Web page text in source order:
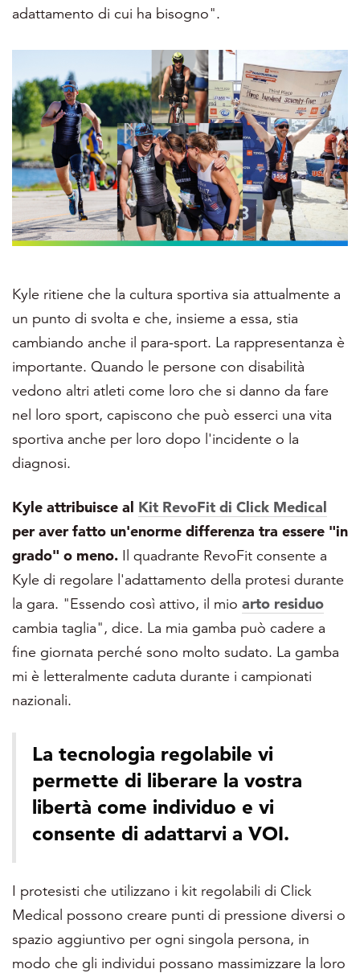
adattamento di cui ha bisogno".
Kyle ritiene che la cultura sportiva sia attualmente a
un punto di svolta e che, insieme a essa, stia
cambiando anche il para-sport. La rappresentanza è
importante. Quando le persone con disabilità
vedono altri atleti come loro che si danno da fare
nel loro sport, capiscono che può esserci una vita
sportiva anche per loro dopo l'incidente o la
diagnosi.
Kyle attribuisce al Kit RevoFit di Click Medical
per aver fatto un'enorme differenza tra essere "in
grado" o meno. Il quadrante RevoFit consente a
Kyle di regolare l'adattamento della protesi durante
la gara. "Essendo così attivo, il mio arto residuo
cambia taglia", dice. La mia gamba può cadere a
fine giornata perché sono molto sudato. La gamba
mi è letteralmente caduta durante i campionati
nazionali.
La tecnologia regolabile vi
permette di liberare la vostra
libertà come individuo e vi
consente di adattarvi a VOI.
I protesisti che utilizzano i kit regolabili di Click
Medical possono creare punti di pressione diversi o
spazio aggiuntivo per ogni singola persona, in
modo che gli individui possano massimizzare la loro